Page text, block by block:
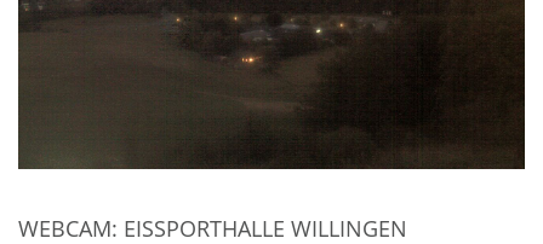
WEBCAM: EISSPORTHALLE WILLINGEN